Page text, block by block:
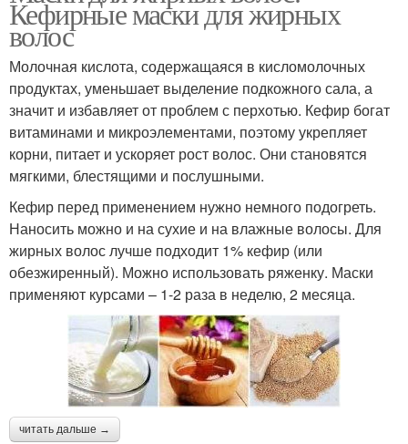
Кефирные маски для жирных
волос
Молочная кислота, содержащаяся в кисломолочных
продуктах, уменьшает выделение подкожного сала, а
значит и избавляет от проблем с перхотью. Кефир богат
витаминами и микроэлементами, поэтому укрепляет
корни, питает и ускоряет рост волос. Они становятся
мягкими, блестящими и послушными.
Кефир перед применением нужно немного подогреть.
Наносить можно и на сухие и на влажные волосы. Для
жирных волос лучше подходит 1% кефир (или
обезжиренный). Можно использовать ряженку. Маски
применяют курсами – 1-2 раза в неделю, 2 месяца.
читать дальше →